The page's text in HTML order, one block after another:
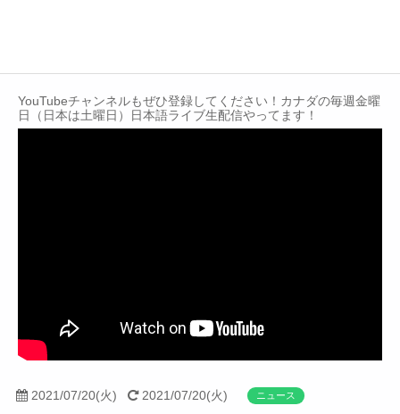
Contact
YouTubeチャンネルもぜひ登録してください！カナダの毎週金曜
日（日本は土曜日）日本語ライブ生配信やってます！
2021/07/20(火) 2021/07/20(火) ニュース